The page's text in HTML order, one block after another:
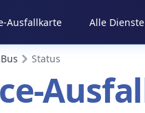
Ausfallkarte Alle
Status